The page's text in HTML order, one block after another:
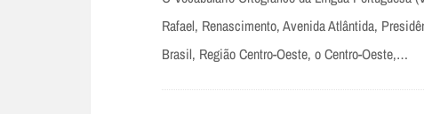
Rafael, Renascimento, Avenida Atlântida,
Brasil, Região Centro-Oeste, o Centro-Oeste,…